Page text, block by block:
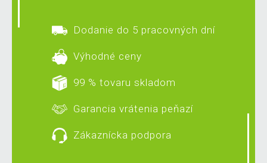
Dodanie do 5 pracovných dní
Výhodné ceny
99 % tovaru skladom
Garancia vrátenia peňazí
Zákaznícka podpora